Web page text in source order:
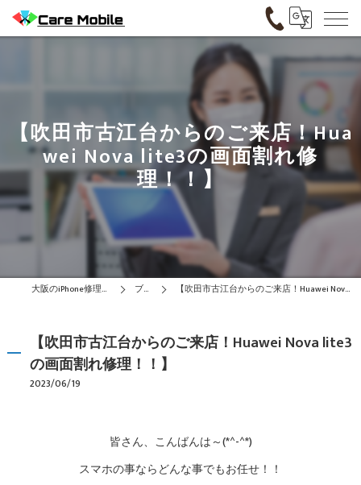
【吹田市古江台からのご来店！Hua
wei Nova lite3の画面割れ修
理！！】
大阪のiPhone修理はCare Mobile ブログ 【吹田市古江台からのご来店！Huawei Nova lite3の画面割れ修理！！】
【吹田市古江台からのご来店！Huawei Nova lite3
の画面割れ修理！！】
2023/06/19
皆さん、こんばんは～(*^-^*)
スマホの事ならどんな事でもお任せ！！